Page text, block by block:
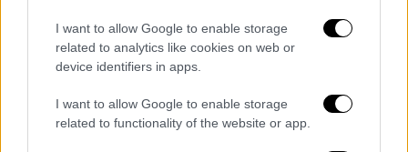
I want to allow Google to enable storage
related to analytics like cookies on web or
device identifiers in apps.
I want to allow Google to enable storage
related to functionality of the website or app.
ε) Έχοντας απόλυτη γνώση της κρισιμότητας
της κατάστασης που έχει δημιουργηθεί λόγω
της κατάσχεσης του εν λόγω πλοίου και της
περαιτέρω δέσμευσής του με την εκδοθείσα